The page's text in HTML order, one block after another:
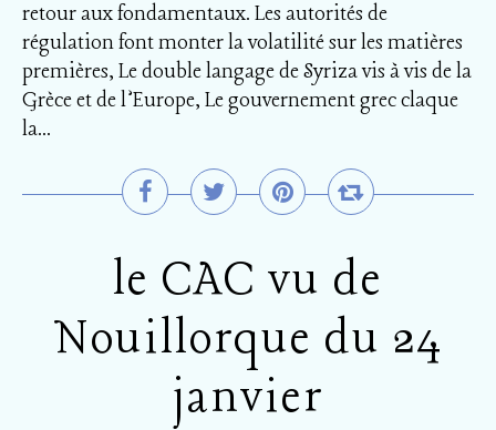
retour aux fondamentaux. Les autorités de
régulation font monter la volatilité sur les matières
premières, Le double langage de Syriza vis à vis de la
Grèce et de l’Europe, Le gouvernement grec claque
la...
le CAC vu de
Nouillorque du 24
janvier